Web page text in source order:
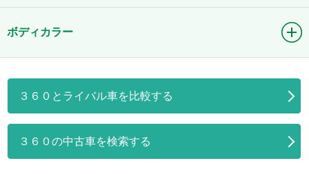
ボディカラー
３６０とライバル車を比較する
３６０の中古車を検索する